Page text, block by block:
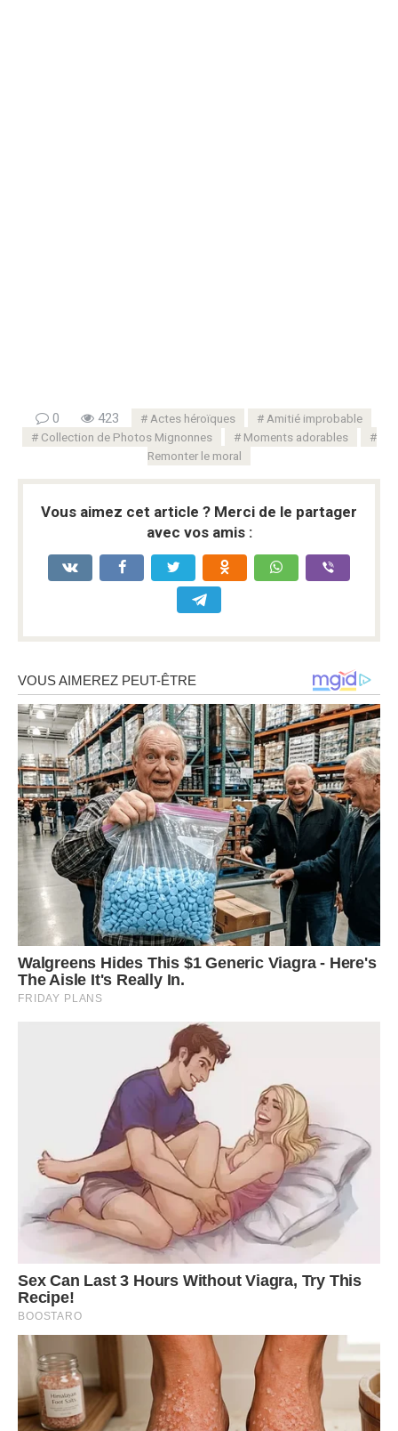
0 423 Actes héroïques
Amitié improbable
Collection de Photos Mignonnes
Moments adorables
Remonter le moral
Vous aimez cet article ? Merci de le partager
avec vos amis :